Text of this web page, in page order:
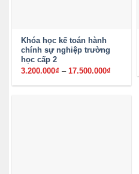
Khóa học kế toán hành
chính sự nghiệp trường
học cấp 2
3.200.000₫ – 17.500.000₫
từ